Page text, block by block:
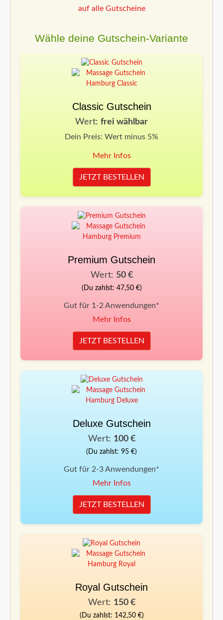
auf alle Gutscheine
Wähle deine Gutschein-Variante
Classic Gutschein
Wert: frei wählbar
Dein Preis: Wert minus 5%
Mehr Infos
JETZT BESTELLEN
Premium Gutschein
Wert: 50 €
(Du zahlst: 47,50 €)
Gut für 1-2 Anwendungen*
Mehr Infos
JETZT BESTELLEN
Deluxe Gutschein
Wert: 100 €
(Du zahlst: 95 €)
Gut für 2-3 Anwendungen*
Mehr Infos
JETZT BESTELLEN
Royal Gutschein
Wert: 150 €
(Du zahlst: 142,50 €)